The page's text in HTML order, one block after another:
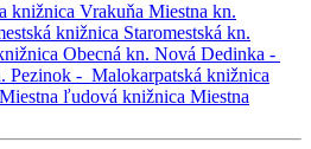
knižnica Vrakuňa Miestna kn.
knižnica Staromestská kn.
Obecná kn. Nová Dedinka -
Pezinok - Malokarpatská knižnica
Miestna ľudová knižnica Miestna